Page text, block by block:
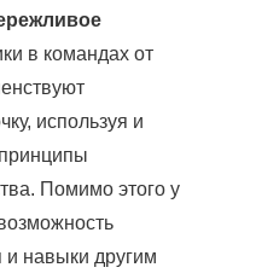
в командах от
используя и
Помимо этого у
и навыки другим